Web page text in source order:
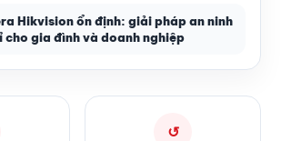
Hikvision ổn định: giải pháp an ninh
cho gia đình và doanh nghiệp
↺